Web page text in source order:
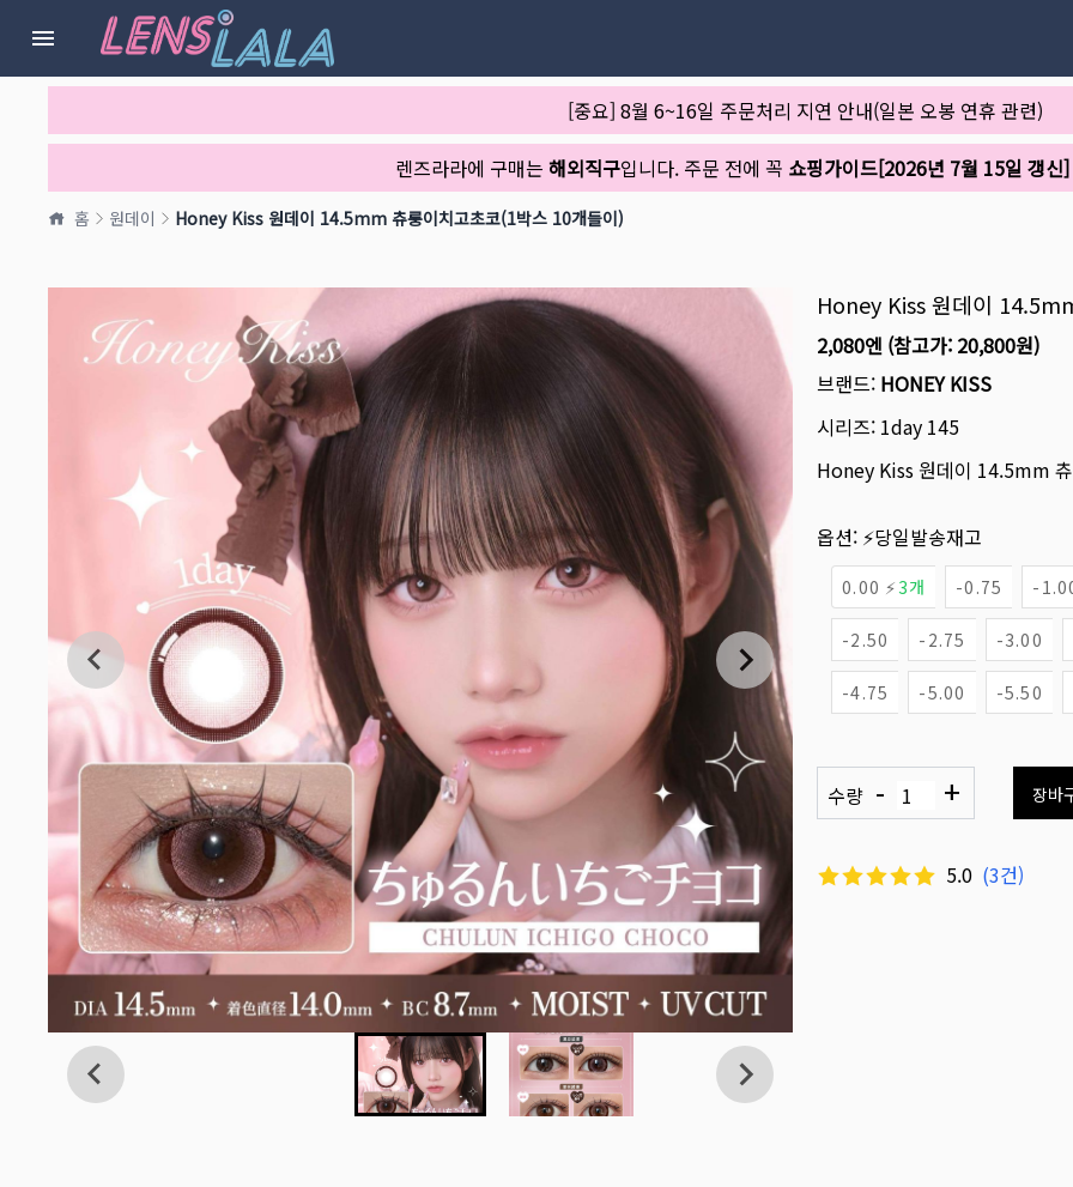
[중요] 8월 6~16일 주문처리 지연 안내(일본 오봉 연휴 관련)
렌즈라라에 구매는 해외직구입니다. 주문 전에 꼭 쇼핑가이드[2026년 7월 15일 갱신]
홈 원데이 Honey Kiss 원데이 14.5mm 츄룽이치고초코(1박스 10개들이)
Honey Kiss 원데이
2,080엔 (참고가: 20,800원)
브랜드: HONEY KISS
시리즈: 1day 145
Honey Kiss 원데이 14.5mm
옵션: ⚡당일발송재고
0.00 ⚡ 3개 -0.75 -
-2.50 -2.75 -3.00
-4.75 -5.00 -5.50
수량 - + 장바
5.0 (3건)